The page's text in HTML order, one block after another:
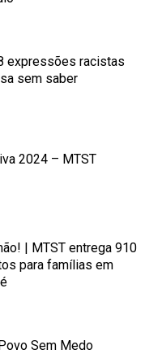
expressões racistas
sem saber
2024 – MTST
| MTST entrega 910
para famílias em
Sem Medo